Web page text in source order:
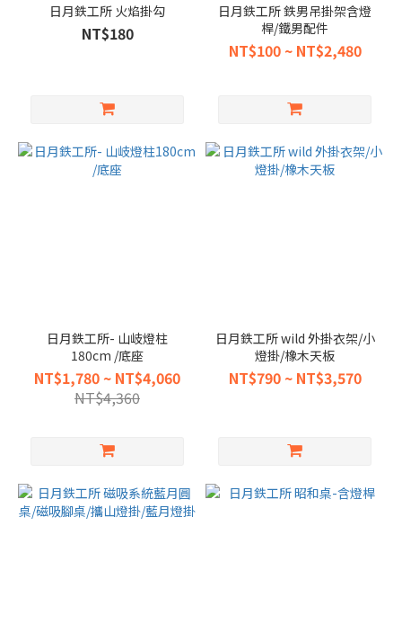
日月鉄工所 火焰掛勾
NT$180
日月鉄工所 鉄男吊掛架含燈
桿/鐵男配件
NT$100 ~ NT$2,480
日月鉄工所- 山岐燈柱
180cm /底座
NT$1,780 ~ NT$4,060
NT$4,360
日月鉄工所 wild 外掛衣架/小
燈掛/橡木天板
NT$790 ~ NT$3,570